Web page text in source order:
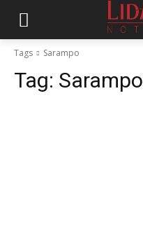
Tags Sarampo
Tag: Sarampo